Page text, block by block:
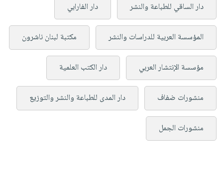
دار الساقي للطباعة والنشر دار الفارابي
المؤسسة العربية للدراسات والنشر مكتبة لبنان ناشرون
مؤسسة الإنتشار العربي دار الكتب العلمية
منشورات ضفاف دار المدى للطباعة والنشر والتوزيع
منشورات الجمل